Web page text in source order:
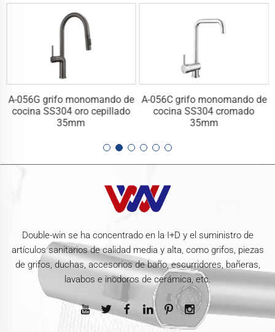
A-056G grifo monomando de
cocina SS304 oro cepillado
35mm
A-056C grifo monomando de
cocina SS304 cromado
35mm
Double-win se ha concentrado en la I+D y el suministro de
artículos sanitarios de calidad media y alta, como grifos, piezas
de grifos, duchas, accesorios de baño, escurridores, bañeras,
lavabos e inodoros de cerámica, etc.